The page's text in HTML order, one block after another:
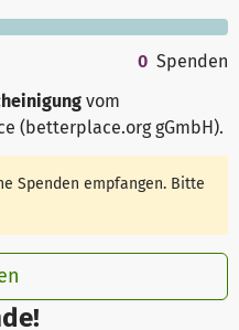
0 Spenden
vom
(betterplace.org gGmbH).
Spenden empfangen. Bitte